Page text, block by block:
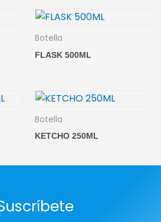
Botella
FLASK 500ML
Botella
KETCHO 250ML